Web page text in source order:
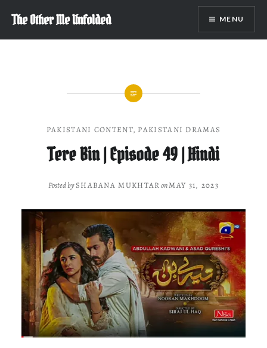
content
The Other Me Unfolded MENU
PAKISTANI CONTENT, PAKISTANI DRAMAS
Tere Bin | Episode 49 | Hindi
Posted bySHABANA MUKHTAR onMAY 31, 2023